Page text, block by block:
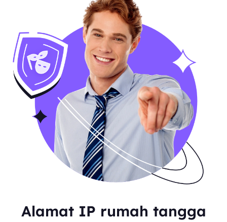
Alamat IP rumah tangga